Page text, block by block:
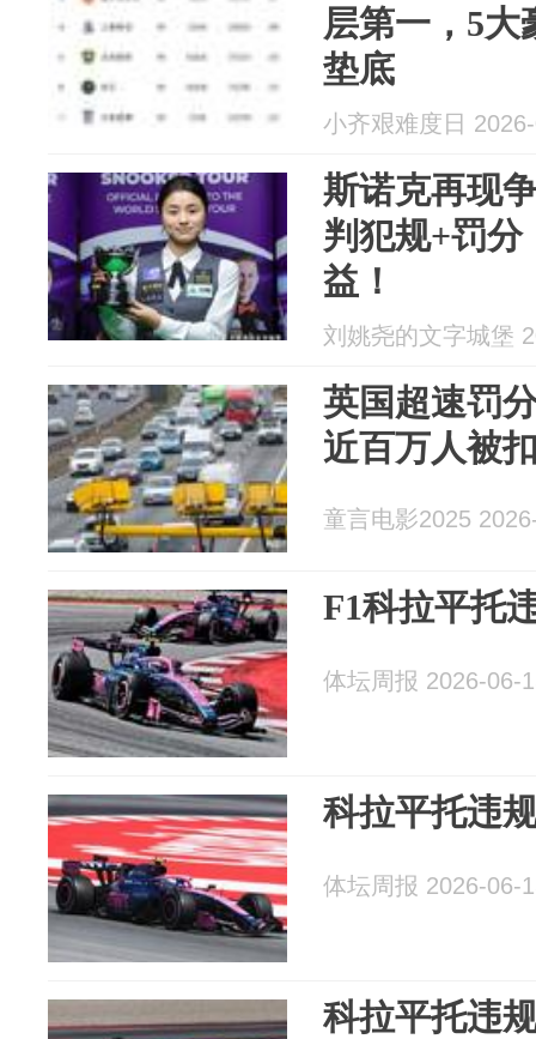
层第一，5大
垫底
小齐艰难度日
斯诺克再现
判犯规+罚
益！
刘姚尧的文字城堡
英国超速罚
近百万人被
童言电影2025
F1科拉平托
体坛周报 2026-06-
科拉平托违
体坛周报 2026-06-
科拉平托违